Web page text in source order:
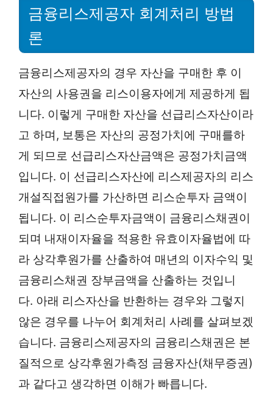
금융리스제공자 회계처리 방법
론
금융리스제공자의 경우 자산을 구매한 후 이
자산의 사용권을 리스이용자에게 제공하게 됩
니다. 이렇게 구매한 자산을 선급리스자산이라
고 하며, 보통은 자산의 공정가치에 구매를하
게 되므로 선급리스자산금액은 공정가치금액
입니다. 이 선급리스자산에 리스제공자의 리스
개설직접원가를 가산하면 리스순투자 금액이
됩니다. 이 리스순투자금액이 금융리스채권이
되며 내재이자율을 적용한 유효이자율법에 따
라 상각후원가를 산출하여 매년의 이자수익 및
금융리스채권 장부금액을 산출하는 것입니
다. 아래 리스자산을 반환하는 경우와 그렇지
않은 경우를 나누어 회계처리 사례를 살펴보겠
습니다. 금융리스제공자의 금융리스채권은 본
질적으로 상각후원가측정 금융자산(채무증권)
과 같다고 생각하면 이해가 빠릅니다.